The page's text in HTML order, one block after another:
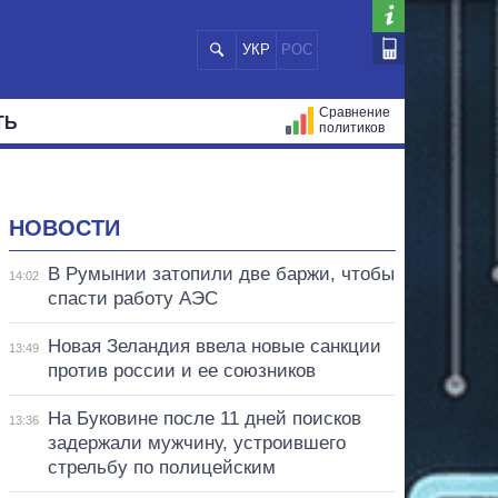
УКР РОС
Сравнение
политиков
НОВОСТИ
14:02
В Румынии затопили две баржи, чтобы
спасти работу АЭС
13:49
Новая Зеландия ввела новые санкции
против россии и ее союзников
13:36
На Буковине после 11 дней поисков
задержали мужчину, устроившего
стрельбу по полицейским